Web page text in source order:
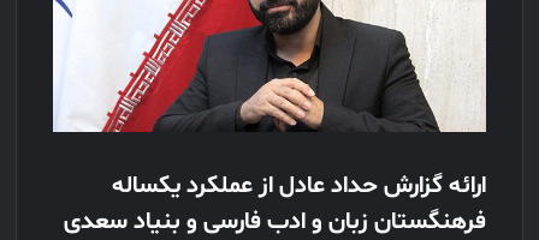
ارائه گزارش حداد عادل از عملکرد یکساله
فرهنگستان زبان و ادب فارسی و بنیاد سعدی